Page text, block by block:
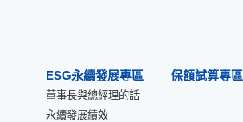
ESG永續發展專區
董事長與總經理的話
永續發展績效
保額試算專區